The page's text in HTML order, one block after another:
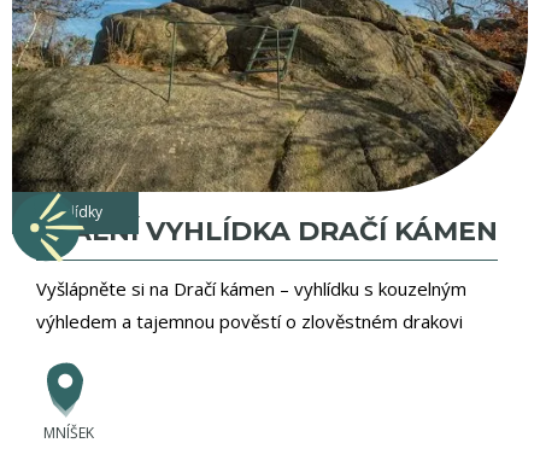
vyhlídky
SKALNÍ VYHLÍDKA DRAČÍ KÁMEN
Vyšlápněte si na Dračí kámen – vyhlídku s kouzelným
výhledem a tajemnou pověstí o zlověstném drakovi
MNÍŠEK